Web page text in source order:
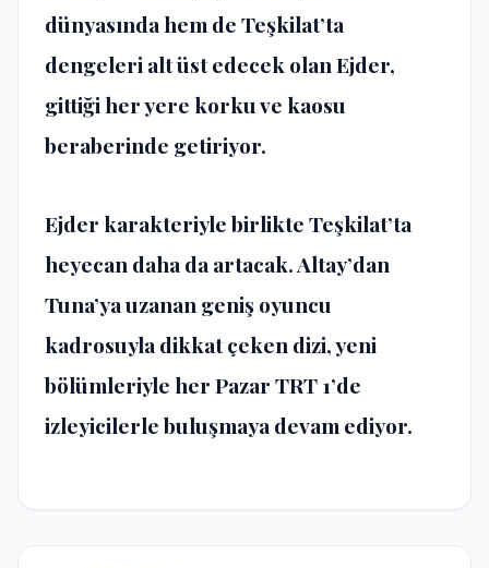
dünyasında hem de Teşkilat’ta
dengeleri alt üst edecek olan Ejder,
gittiği her yere korku ve kaosu
beraberinde getiriyor.
Ejder karakteriyle birlikte Teşkilat’ta
heyecan daha da artacak. Altay’dan
Tuna’ya uzanan geniş oyuncu
kadrosuyla dikkat çeken dizi, yeni
bölümleriyle her Pazar TRT 1’de
izleyicilerle buluşmaya devam ediyor.